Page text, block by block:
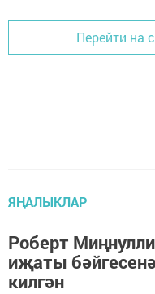
Перейти на
ЯҢАЛЫКЛАР
Роберт
иҗаты
килгән